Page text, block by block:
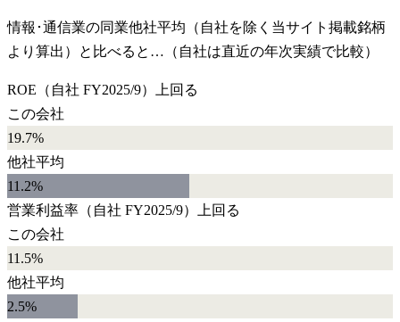
情報･通信業の同業他社平均（自社を除く当サイト掲載銘柄
より算出）と比べると…（自社は直近の年次実績で比較）
ROE （自社 FY2025/9）
上回る
この会社
19.7%
他社平均
11.2%
営業利益率 （自社 FY2025/9）
上回る
この会社
11.5%
他社平均
2.5%